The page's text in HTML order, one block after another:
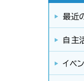
最近
自主
イベ